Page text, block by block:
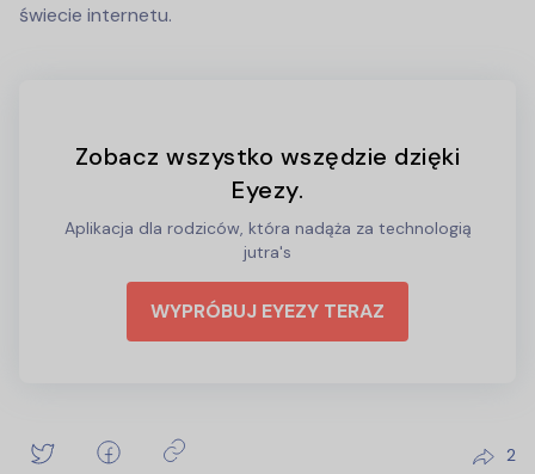
świecie internetu.
Zobacz wszystko wszędzie dzięki
Eyezy.
Aplikacja dla rodziców, która nadąża za technologią
jutra's
WYPRÓBUJ EYEZY TERAZ
2